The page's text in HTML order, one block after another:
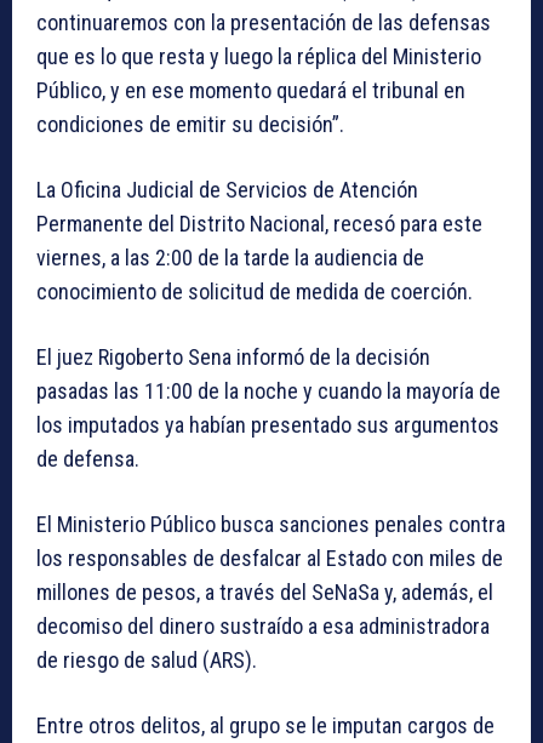
continuaremos con la presentación de las defensas
que es lo que resta y luego la réplica del Ministerio
Público, y en ese momento quedará el tribunal en
condiciones de emitir su decisión”.
La Oficina Judicial de Servicios de Atención
Permanente del Distrito Nacional, recesó para este
viernes, a las 2:00 de la tarde la audiencia de
conocimiento de solicitud de medida de coerción.
El juez Rigoberto Sena informó de la decisión
pasadas las 11:00 de la noche y cuando la mayoría de
los imputados ya habían presentado sus argumentos
de defensa.
El Ministerio Público busca sanciones penales contra
los responsables de desfalcar al Estado con miles de
millones de pesos, a través del SeNaSa y, además, el
decomiso del dinero sustraído a esa administradora
de riesgo de salud (ARS).
Entre otros delitos, al grupo se le imputan cargos de